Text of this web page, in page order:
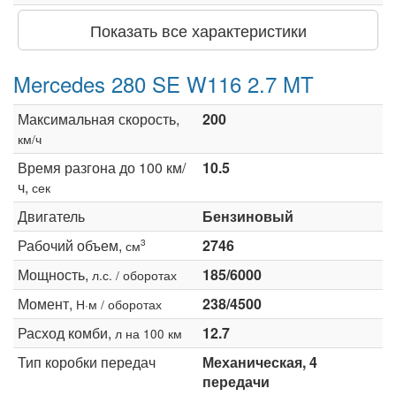
Показать все характеристики
Mercedes 280 SE W116 2.7 MT
Максимальная скорость,
км/ч
200
Время разгона до 100 км/
ч, сек
10.5
Двигатель
Бензиновый
Рабочий объем, см3
2746
Мощность, л.с. / оборотах
185/6000
Момент, Н·м / оборотах
238/4500
Расход комби, л на 100 км
12.7
Тип коробки передач
Механическая, 4
передачи